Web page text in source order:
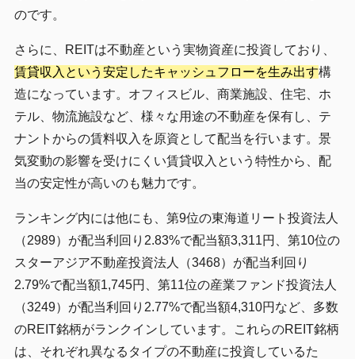
のです。
さらに、REITは不動産という実物資産に投資しており、
賃貸収入という安定したキャッシュフローを生み出す構
造になっています。オフィスビル、商業施設、住宅、ホ
テル、物流施設など、様々な用途の不動産を保有し、テ
ナントからの賃料収入を原資として配当を行います。景
気変動の影響を受けにくい賃貸収入という特性から、配
当の安定性が高いのも魅力です。
ランキング内には他にも、第9位の東海道リート投資法人
（2989）が配当利回り2.83%で配当額3,311円、第10位の
スターアジア不動産投資法人（3468）が配当利回り
2.79%で配当額1,745円、第11位の産業ファンド投資法人
（3249）が配当利回り2.77%で配当額4,310円など、多数
のREIT銘柄がランクインしています。これらのREIT銘柄
は、それぞれ異なるタイプの不動産に投資しているた